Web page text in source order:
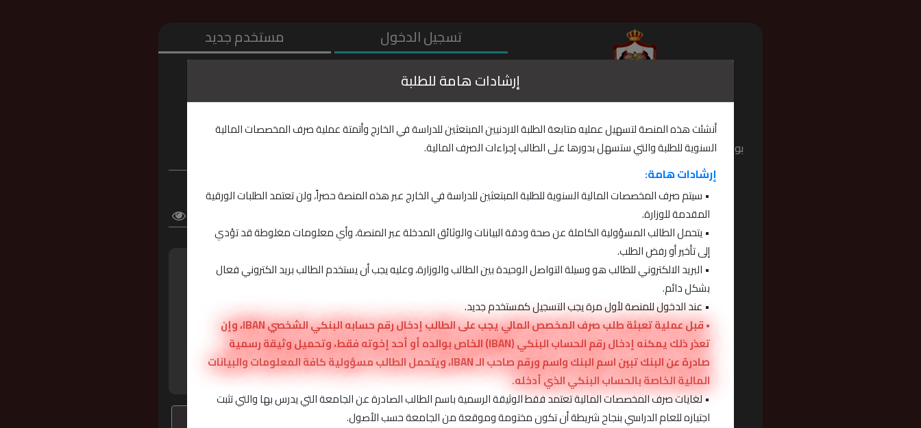
بوابة الطلبة الاردنيين المبتعثين للدراسة في الخارج
تسجيل الدخول مستخدم جديد
الرقم الوطني :
كلمة المرور :
: أدخل الرمز الظاهر في الصورة
إرشادات هامة للطلبة
أنشئت هذه المنصة لتسهيل عمليه متابعة الطلبة الاردنيين المبتعثين للدراسة في الخارج وأتمتة عملية صرف المخصصات المالية
السنوية للطلبة والتي ستسهل بدورها على الطالب إجراءات الصرف المالية.
إرشادات هامة:
• سيتم صرف المخصصات المالية السنوية للطلبة المبتعثين للدراسة في الخارج عبر هذه المنصة حصراً، ولن تعتمد الطلبات الورقية
المقدمة للوزارة.
• يتحمل الطالب المسؤولية الكاملة عن صحة ودقة البيانات والوثائق المدخلة عبر المنصة، وأي معلومات مغلوطة قد تؤدي
إلى تأخير أو رفض الطلب.
• البريد الالكتروني للطالب هو وسيلة التواصل الوحيدة بين الطالب والوزارة، وعليه يجب أن يستخدم الطالب بريد الكتروني فعال
بشكل دائم.
• عند الدخول للمنصة لأول مرة يجب التسجيل كمستخدم جديد.
• قبل عملية تعبئة طلب صرف المخصص المالي يجب على الطالب إدخال رقم حسابه البنكي الشخصي IBAN، وإن
تعذر ذلك يمكنه إدخال رقم الحساب البنكي (IBAN) الخاص بوالده أو أحد إخوته فقط، وتحميل وثيقة رسمية
صادرة عن البنك تبين اسم البنك واسم ورقم صاحب الـ IBAN، ويتحمل الطالب مسؤولية كافة المعلومات والبيانات
المالية الخاصة بالحساب البنكي الذي أدخله.
• لغايات صرف المخصصات المالية تعتمد فقط الوثيقة الرسمية باسم الطالب الصادرة عن الجامعة التي يدرس بها والتي تثبت
اجتيازه للعام الدراسي بنجاح شريطة أن تكون مختومة وموقعة من الجامعة حسب الأصول.